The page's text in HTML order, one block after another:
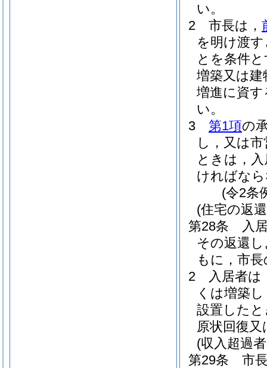
い。
2
市長は，
を明け渡
とを条件
増築又は
増進に資
い。
3
第1項の
し，又は
ときは，
ければな
(令2条
(住宅の返
第28条
入
その返還
もに，市
2
入居者は
くは増築
設置した
原状回復
(収入超過
第29条
市